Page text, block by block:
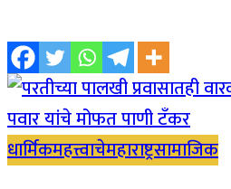
धार्मिकमहत्त्वाचेमहाराष्ट्रसामाजिक